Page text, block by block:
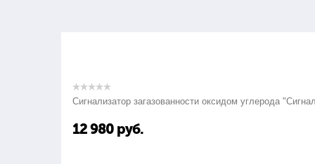
Сигнализатор загазованности оксидом углерода
12 980 руб.